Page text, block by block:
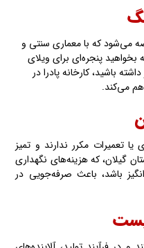
می‌شود که با معماری سنتی و
پنجره‌ای برای ویلای
باشید، کارخانه پادرا در
می‌کند.
تعمیرات مکرر ندارند و تمیز
گیلان، که هزینه‌های نگهداری
باشد، باعث صرفه‌جویی در